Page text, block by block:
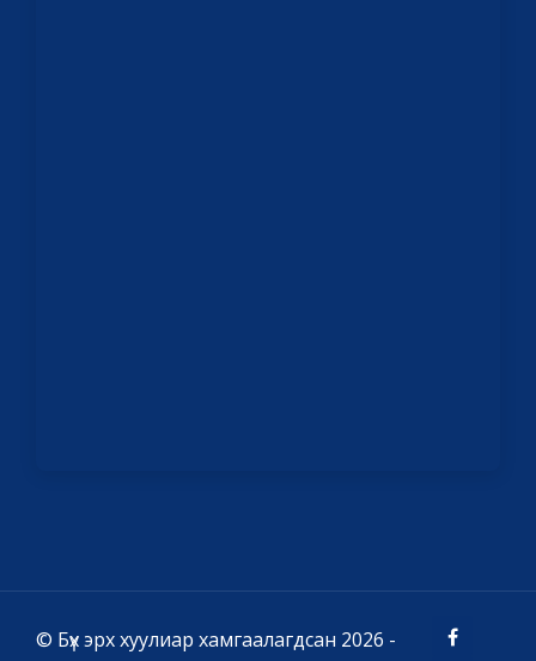
© Бүх эрх хуулиар хамгаалагдсан 2026 -